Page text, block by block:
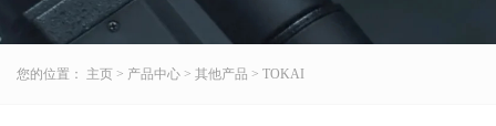
您的位置： 主页 > 产品中心 > 其他产品 > TOKAI